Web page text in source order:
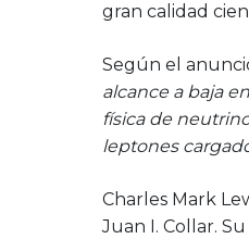
gran calidad
Según el
alcance a baja
física de
leptones
Charles Mark
Juan I. Collar.